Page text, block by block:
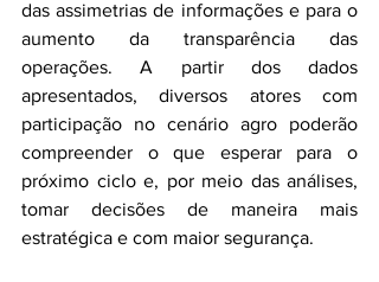
das assimetrias de informações e para o
aumento da transparência das
operações. A partir dos dados
apresentados, diversos atores com
participação no cenário agro poderão
compreender o que esperar para o
próximo ciclo e, por meio das análises,
tomar decisões de maneira mais
estratégica e com maior segurança.